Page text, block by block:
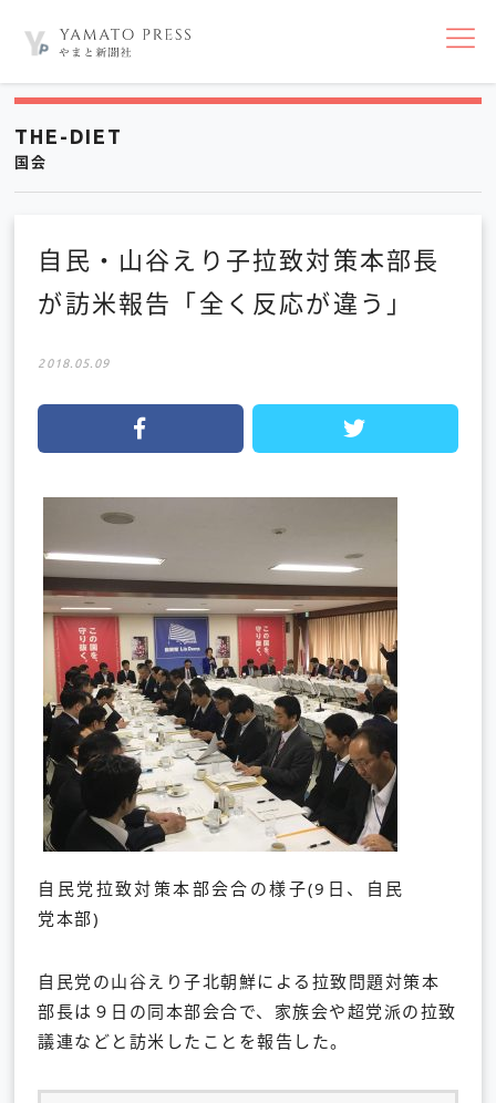
nav
THE-DIET
国会
自民・山谷えり子拉致対策本部長
が訪米報告「全く反応が違う」
2018.05.09
自民党拉致対策本部会合の様子(9日、自民
党本部)
自民党の山谷えり子北朝鮮による拉致問題対策本
部長は９日の同本部会合で、家族会や超党派の拉致
議連などと訪米したことを報告した。